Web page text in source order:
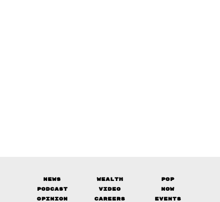
News Wealth
Pop
Podcast
Video
Now
Opinion
Careers Events